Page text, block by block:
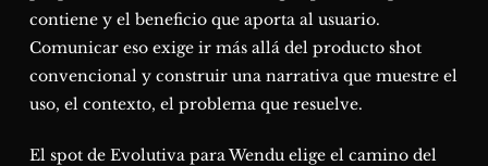
contiene y el beneficio que aporta al usuario.
Comunicar eso exige ir más allá del producto shot
convencional y construir una narrativa que muestre el
uso, el contexto, el problema que resuelve.
El spot de Evolutiva para Wendu elige el camino del